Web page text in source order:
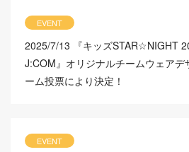
EVENT
2025/7/13
『キッズSTAR☆NIGHT
J:COM』オリジナルチームウェアデ
ーム投票により決定！
EVENT